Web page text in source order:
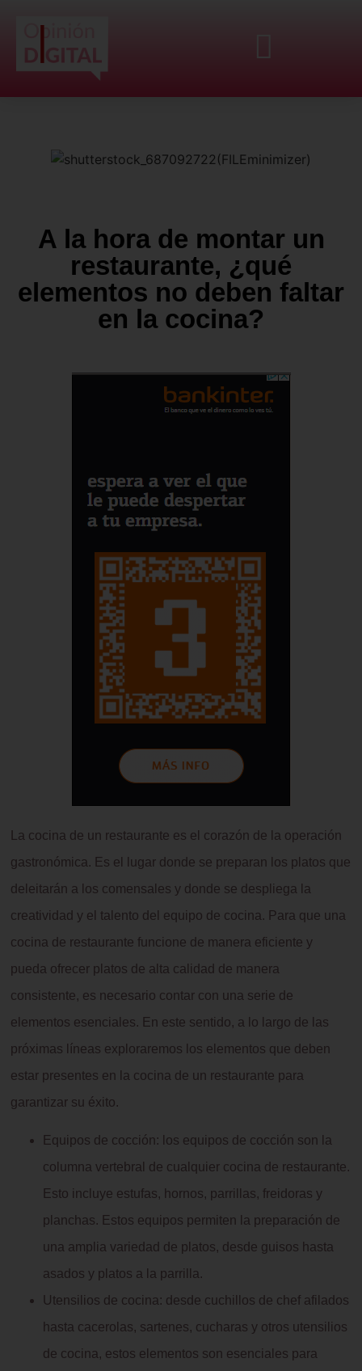
A la hora de montar un
restaurante, ¿qué
elementos no deben faltar
en la cocina?
La cocina de un restaurante es el corazón de la operación
gastronómica. Es el lugar donde se preparan los platos que
deleitarán a los comensales y donde se despliega la
creatividad y el talento del equipo de cocina. Para que una
cocina de restaurante funcione de manera eficiente y
pueda ofrecer platos de alta calidad de manera
consistente, es necesario contar con una serie de
elementos esenciales. En este sentido, a lo largo de las
próximas líneas exploraremos los elementos que deben
estar presentes en la cocina de un restaurante para
garantizar su éxito.
Equipos de cocción: los equipos de cocción son la
columna vertebral de cualquier cocina de restaurante.
Esto incluye estufas, hornos, parrillas, freidoras y
planchas. Estos equipos permiten la preparación de
una amplia variedad de platos, desde guisos hasta
asados y platos a la parrilla.
Utensilios de cocina: desde cuchillos de chef afilados
hasta cacerolas, sartenes, cucharas y otros utensilios
de cocina, estos elementos son esenciales para